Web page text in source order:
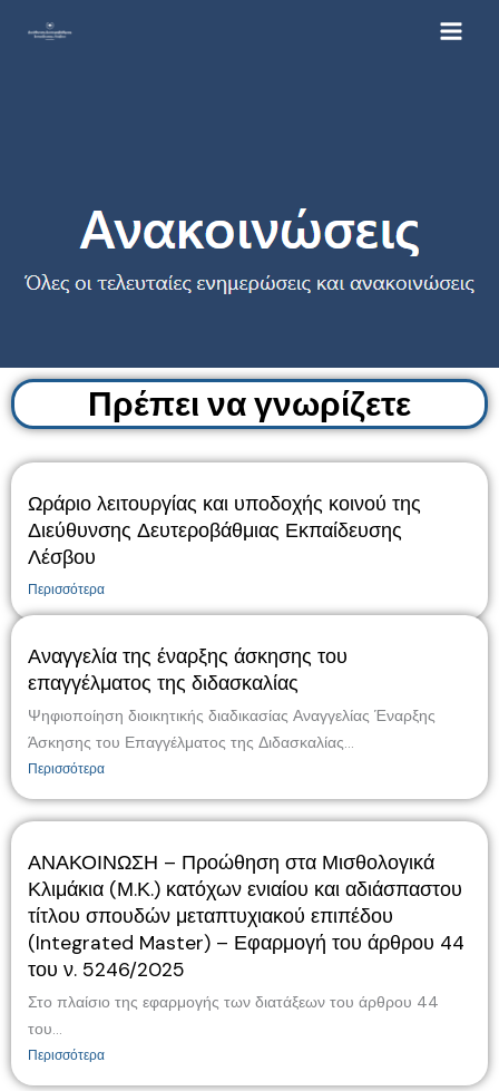
Πρέπει να γνωρίζετε
Ωράριο λειτουργίας και υποδοχής κοινού της
Διεύθυνσης Δευτεροβάθμιας Εκπαίδευσης
Λέσβου
Περισσότερα
Αναγγελία της έναρξης άσκησης του
επαγγέλματος της διδασκαλίας
Ψηφιοποίηση διοικητικής διαδικασίας Αναγγελίας Έναρξης
Άσκησης του Επαγγέλματος της Διδασκαλίας...
Περισσότερα
ΑΝΑΚΟΙΝΩΣΗ – Προώθηση στα Μισθολογικά
Κλιμάκια (Μ.Κ.) κατόχων ενιαίου και αδιάσπαστου
τίτλου σπουδών μεταπτυχιακού επιπέδου
(Integrated Master) – Εφαρμογή του άρθρου 44
του ν. 5246/2025
Στο πλαίσιο της εφαρμογής των διατάξεων του άρθρου 44
του...
Περισσότερα